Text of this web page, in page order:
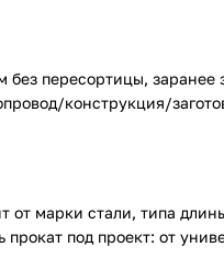
пересортицы,
конструкция/
марки стали, типа
под проект: от